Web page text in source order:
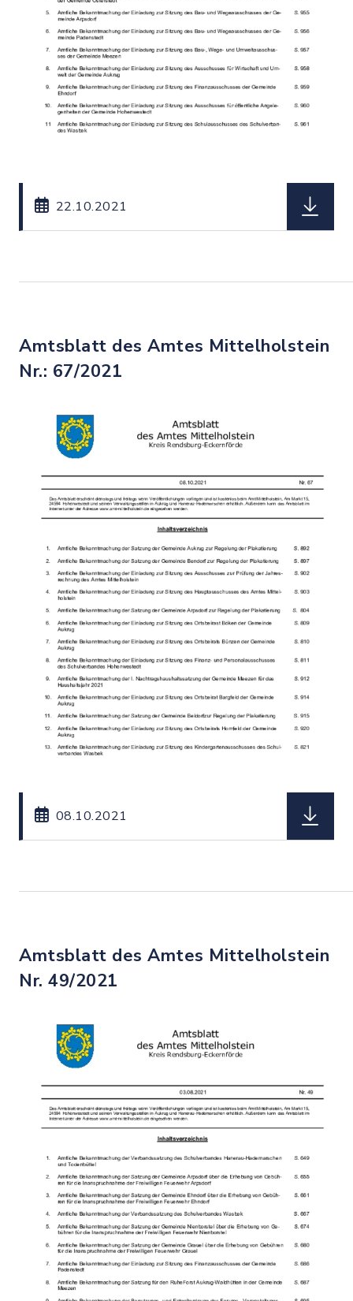
22.10.2021
Amtsblatt des Amtes Mittelholstein
Nr.: 67/2021
08.10.2021
Amtsblatt des Amtes Mittelholstein
Nr. 49/2021